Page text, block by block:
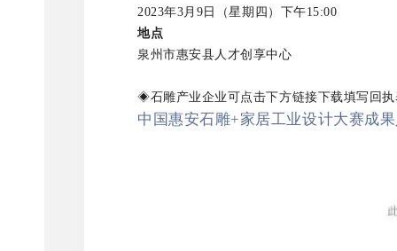
2023年3月9日（星期四）下午15:00
地点
泉州市惠安县人才创享中心
◈石雕产业企业可点击下方链接下载填写回执
中国惠安石雕+家居工业设计大赛成